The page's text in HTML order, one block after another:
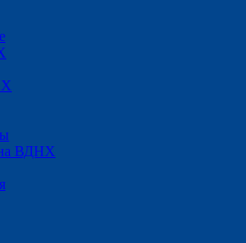
на ВДНХ